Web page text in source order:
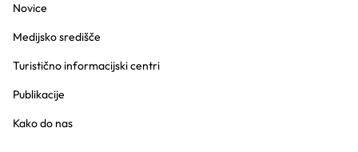
Novice
Medijsko središče
Turistično informacijski centri
Publikacije
Kako do nas